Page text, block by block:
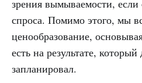
зрения вымываемости, если
спроса. Помимо этого, мы
ценообразование,
есть на результате, который
запланировал.